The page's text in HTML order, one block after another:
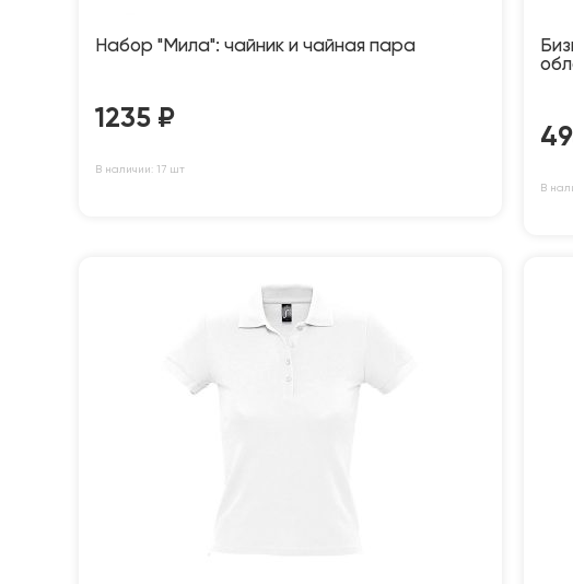
Набор "Мила": чайник и чайная пара
1235 ₽
В наличии: 17 шт
В